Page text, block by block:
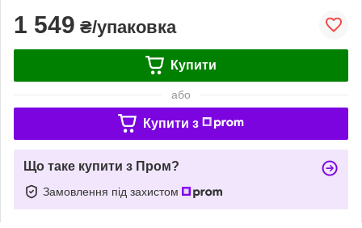
1 549 ₴/упаковка
Купити
або
Купити з
Що таке купити з Пром?
Замовлення під захистом